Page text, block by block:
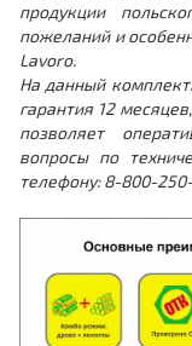
продукции
пожеланий и
Lavoro.
На данный
гарантия 12
позволяет
вопросы по
телефону: 8-800-